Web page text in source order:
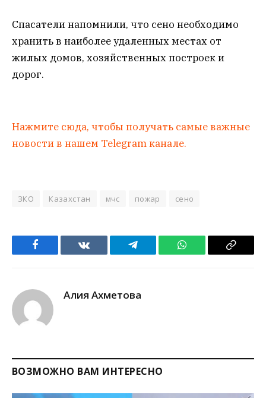
Спасатели напомнили, что сено необходимо
хранить в наиболее удаленных местах от
жилых домов, хозяйственных построек и
дорог.
Нажмите сюда, чтобы получать самые важные
новости в нашем Telegram канале.
ЗКО Казахстан мчс пожар сено
Facebook VKontakteTelegram WhatsApp Copy
Алия Ахметова
ВОЗМОЖНО ВАМ ИНТЕРЕСНО